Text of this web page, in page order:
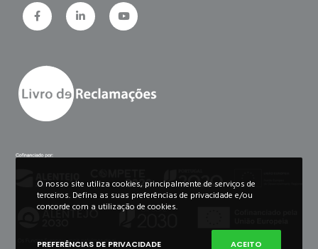
O nosso site utiliza cookies, principalmente de serviços de
terceiros. Defina as suas preferências de privacidade e/ou
concorde com a utilização de cookies.
PREFERÊNCIAS DE PRIVACIDADE ACEITO